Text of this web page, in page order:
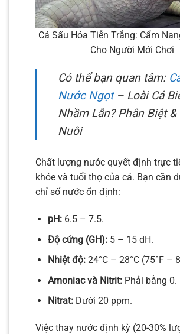
Cá Sấu Hỏa Tiễn Trắng: Cẩm
Cho Người Mới Chơi
Có thể bạn quan tâm:
Nước Ngọt– Loài Cá
Nhầm Lẫn? Phân Biệt &
Nuôi
Chất lượng nước quyết định trực
khỏe và tuổi thọ của cá. Bạn cần
chỉ số nước ổn định:
pH:6.5 – 7.5.
Độ cứng (GH):5 – 15 dH.
Nhiệt độ:24°C – 28°C (75°F –
Amoniac và Nitrit:Phải bằng 0.
Nitrat:Dưới 20 ppm.
Việc thay nước định kỳ (20-30%